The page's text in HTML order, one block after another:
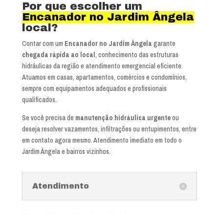
Por que escolher um
Encanador no Jardim Ângela
local?
Contar com um Encanador no Jardim Ângela garante
chegada rápida ao local , conhecimento das estruturas
hidráulicas da região e atendimento emergencial eficiente.
Atuamos em casas, apartamentos, comércios e condomínios,
sempre com equipamentos adequados e profissionais
qualificados.
Se você precisa de manutenção hidráulica urgenteou
deseja resolver vazamentos, infiltrações ou entupimentos, entre
em contato agora mesmo. Atendimento imediato em todo o
Jardim Ângela e bairros vizinhos.
Atendimento